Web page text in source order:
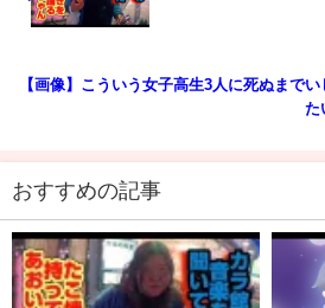
【画像】こういう女子高生3人に死ぬまで
た
おすすめの記事